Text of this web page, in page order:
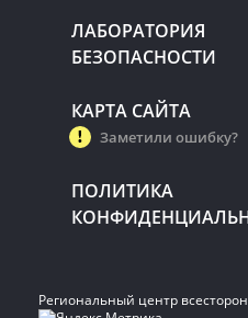
ЛАБОРАТОРИЯ
БЕЗОПАСНОСТИ
КАРТА САЙТА
Заметили ошибку?
ПОЛИТИКА
Региональный центр